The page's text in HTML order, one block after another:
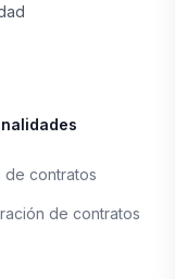
de contratos
de contratos